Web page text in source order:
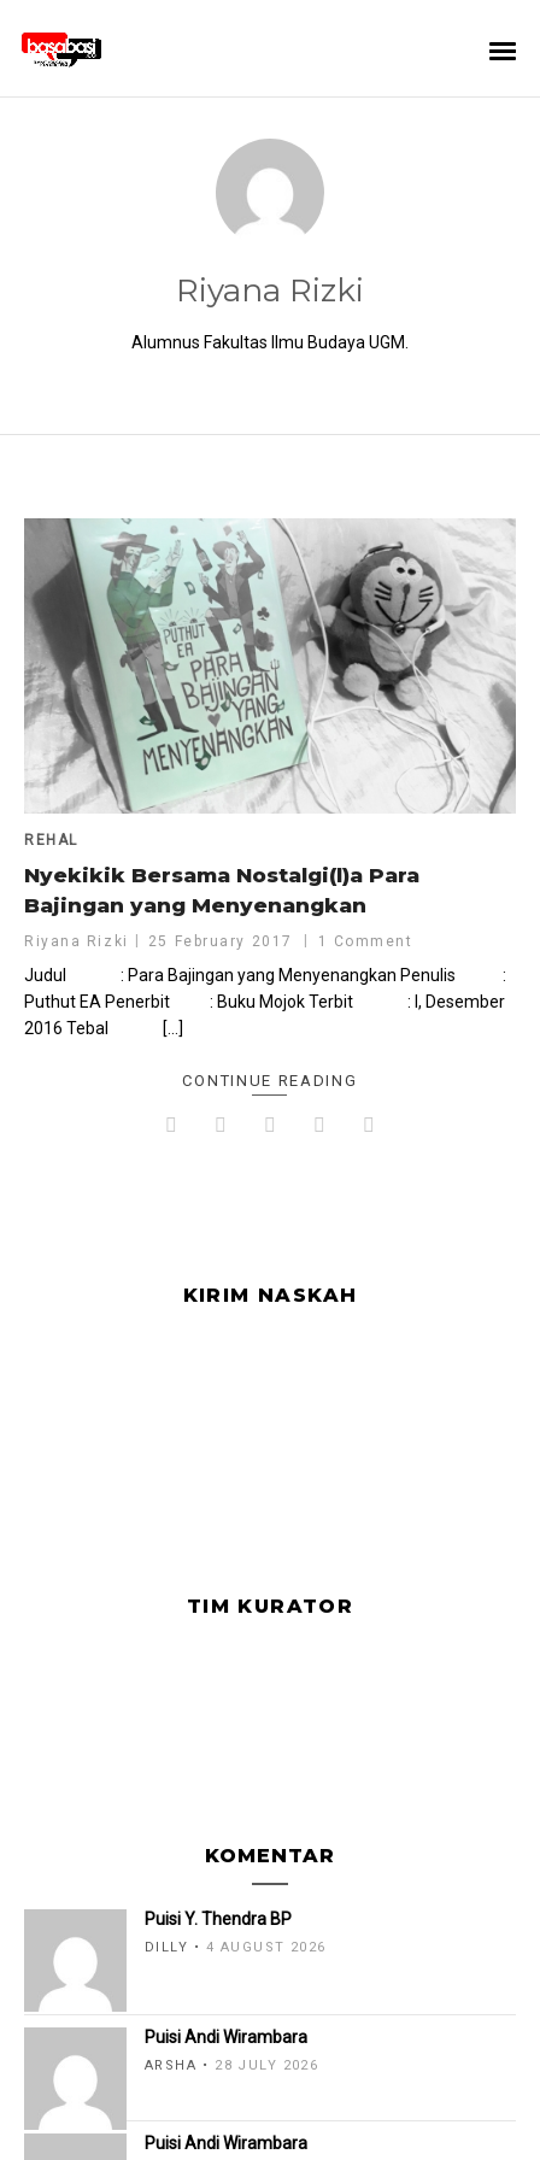
Riyana Rizki
Alumnus Fakultas Ilmu Budaya UGM.
REHAL
Nyekikik Bersama Nostalgi(l)a Para
Bajingan yang Menyenangkan
Riyana Rizki 25 February 2017 1 Comment
Judul : Para Bajingan yang Menyenangkan Penulis :
Puthut EA Penerbit : Buku Mojok Terbit : I, Desember
2016 Tebal […]
CONTINUE READING
KIRIM NASKAH
TIM KURATOR
KOMENTAR
Puisi Y. Thendra BP
DILLY 4 AUGUST 2026
Puisi Andi Wirambara
ARSHA 28 JULY 2026
Puisi Andi Wirambara